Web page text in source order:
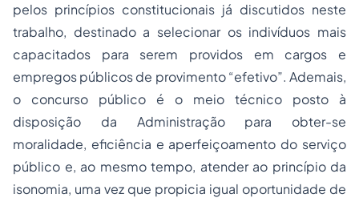
pelos princípios constitucionais já discutidos neste
trabalho, destinado a selecionar os indivíduos mais
capacitados para serem providos em cargos e
empregos públicos de provimento “efetivo”. Ademais,
o concurso público é o meio técnico posto à
disposição da Administração para obter-se
moralidade, eficiência e aperfeiçoamento do serviço
público e, ao mesmo tempo, atender ao princípio da
isonomia, uma vez que propicia igual oportunidade de